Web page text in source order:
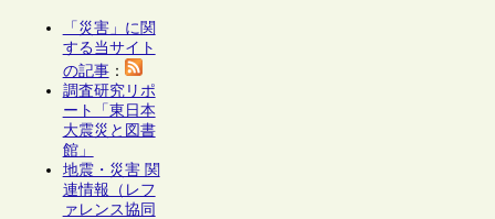
「災害」に関
する当サイト
の記事：
調査研究リポ
ート「東日本
大震災と図書
館」
地震・災害 関
連情報（レフ
ァレンス協同